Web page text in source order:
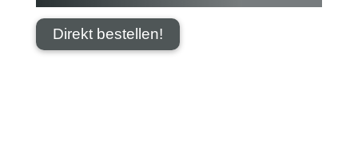
Direkt bestellen!